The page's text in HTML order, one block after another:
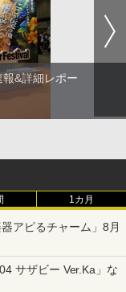
報&詳細レポー
1カ月
アピるチャーム」8月
サザビー Ver.Ka」な